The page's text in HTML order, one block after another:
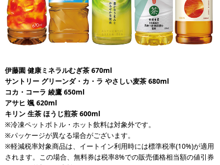
伊藤園 健康ミネラルむぎ茶 670ml
サントリー グリーンダ・カ・ラ やさしい麦茶 680ml
コカ・コーラ 綾鷹 650ml
アサヒ 颯 620ml
キリン 生茶 ほうじ煎茶 600ml
※冷凍ペットボトル・ホット飲料は対象外です。
※パッケージが異なる場合がございます。
※軽減税率対象商品は、イートイン利用時には標準税率(10%)が適用
されます。この場合、無料券は税率8%での販売価格相当額の値引券